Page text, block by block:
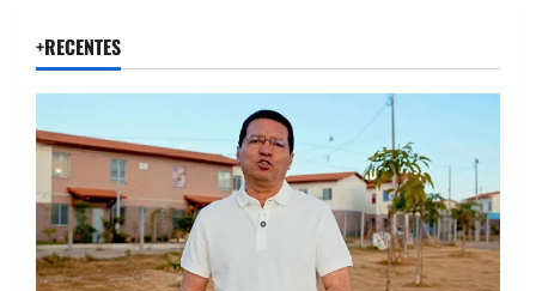
+RECENTES